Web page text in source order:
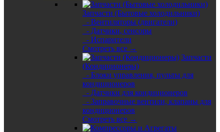
Запчасти (Бытовые холодильники)
- Вентиляторы (двигатели)
- Датчики, сенсоры
- Испарители
Смотреть все →
Запчасти
(Кондиционеры)
- Блоки управления, пульты для
кондиционеров
- Датчики для кондиционеров
- Заправочные вентили, клапаны для
кондиционеров
Смотреть все →